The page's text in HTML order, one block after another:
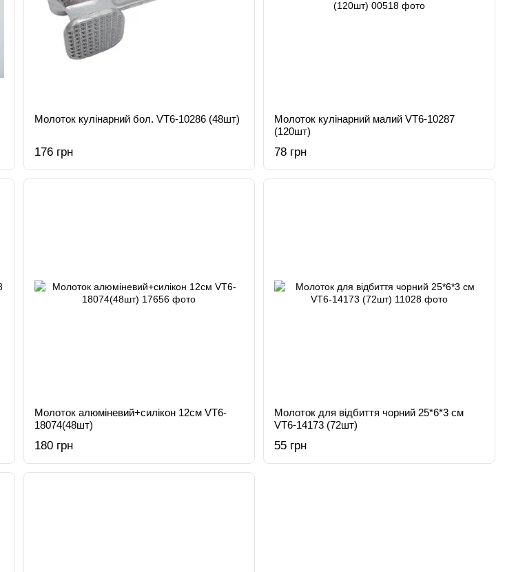
Молоток кулінарний бол. VT6-10286 (48шт)
176 грн
Молоток кулінарний малий VT6-10287
(120шт)
78 грн
Молоток алюміневий+силікон 12см VT6-
18074(48шт)
180 грн
Молоток для відбиття чорний 25*6*3 см
VT6-14173 (72шт)
55 грн